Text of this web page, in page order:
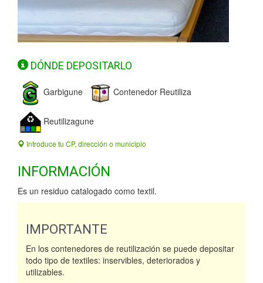
DÓNDE DEPOSITARLO
Garbigune Contenedor Reutiliza
Reutilizagune
Introduce tu CP, dirección o municipio
INFORMACIÓN
Es un residuo catalogado como textil.
IMPORTANTE
En los contenedores de reutilización se puede depositar
todo tipo de textiles: inservibles, deteriorados y
utilizables.